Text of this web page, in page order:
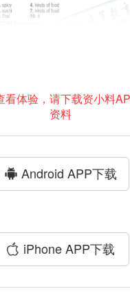
看体验，请下载资小料
资料
Android APP下载
iPhone APP下载